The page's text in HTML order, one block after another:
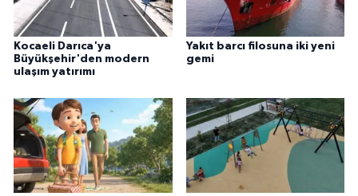
Kocaeli Darıca'ya
Büyükşehir'den modern
ulaşım yatırımı
Yakıt barcı filosuna iki yeni
gemi